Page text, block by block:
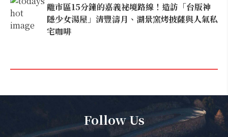
離市區15分鐘的嘉義祕境路線！造訪「台版神
隱少女湯屋」清豐濤月、湖景窯烤披薩與人氣私
宅咖啡
Follow Us